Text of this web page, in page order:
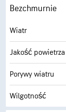
AccuLumen
Zachmurzenie
Widoczność
Pułap chmur
Bezchmurnie
Wiatr
Jakość powietrza
Porywy wiatru
Wilgotność